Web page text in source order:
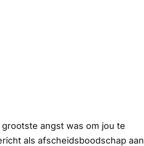
angst was om jou te
als afscheidsboodschap aan